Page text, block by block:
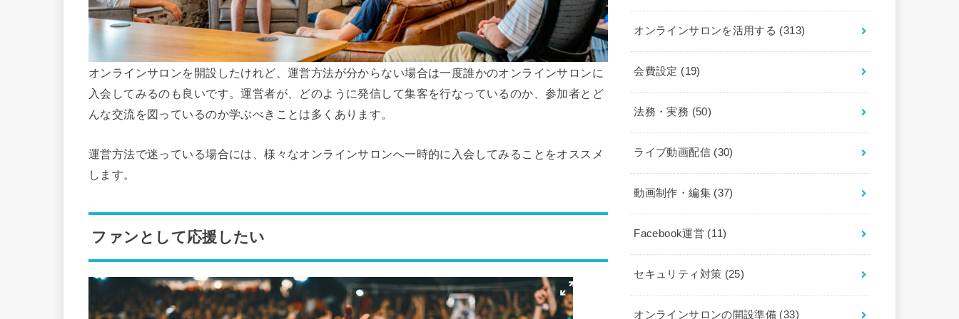
オンラインサロンを開設したけれど、運営方法が分からない場合は一度誰かのオンラインサロンに
入会してみるのも良いです。運営者が、どのように発信して集客を行なっているのか、参加者とど
んな交流を図っているのか学ぶべきことは多くあります。
運営方法で迷っている場合には、様々なオンラインサロンへ一時的に入会してみることをオススメ
します。
ファンとして応援したい
オンラインサロンを活用する (313)
会費設定 (19)
法務・実務 (50)
ライブ動画配信 (30)
動画制作・編集 (37)
Facebook運営 (11)
セキュリティ対策 (25)
オンラインサロンの開設準備 (33)